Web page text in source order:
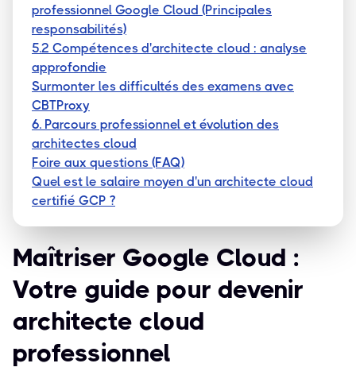
professionnel Google Cloud (Principales
responsabilités)
5.2 Compétences d'architecte cloud : analyse
approfondie
Surmonter les difficultés des examens avec
CBTProxy
6. Parcours professionnel et évolution des
architectes cloud
Foire aux questions (FAQ)
Quel est le salaire moyen d'un architecte cloud
certifié GCP ?
Maîtriser Google Cloud :
Votre guide pour devenir
architecte cloud
professionnel